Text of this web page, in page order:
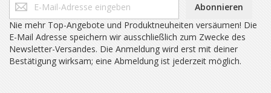
Abonnieren
Nie mehr Top-Angebote und Produktneuheiten versäumen! Die
E-Mail Adresse speichern wir ausschließlich zum Zwecke des
Newsletter-Versandes. Die Anmeldung wird erst mit deiner
Bestätigung wirksam; eine Abmeldung ist jederzeit möglich.